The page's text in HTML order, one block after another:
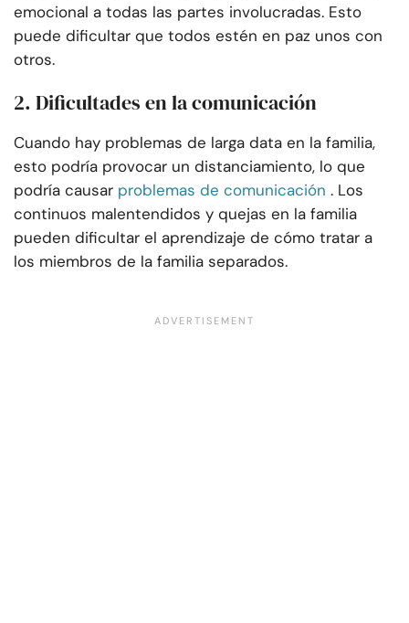
emocional a todas las partes involucradas. Esto
puede dificultar que todos estén en paz unos con
otros.
2. Dificultades en la comunicación
Cuando hay problemas de larga data en la familia,
esto podría provocar un distanciamiento, lo que
podría causar problemas de comunicación . Los
continuos malentendidos y quejas en la familia
pueden dificultar el aprendizaje de cómo tratar a
los miembros de la familia separados.